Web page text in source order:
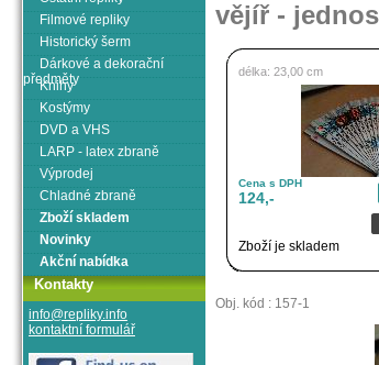
vějíř -
délka: 23,00 cm
Cena s DPH
124,-
Zboží je skladem
Obj. kód : 157-1
Filmové repliky
Historický šerm
Dárkové a dekorační
předměty
Knihy
Kostýmy
DVD a VHS
LARP - latex zbraně
Výprodej
Chladné zbraně
Zboží skladem
Novinky
Akční nabídka
Kontakty
info@repliky.info
kontaktní formulář